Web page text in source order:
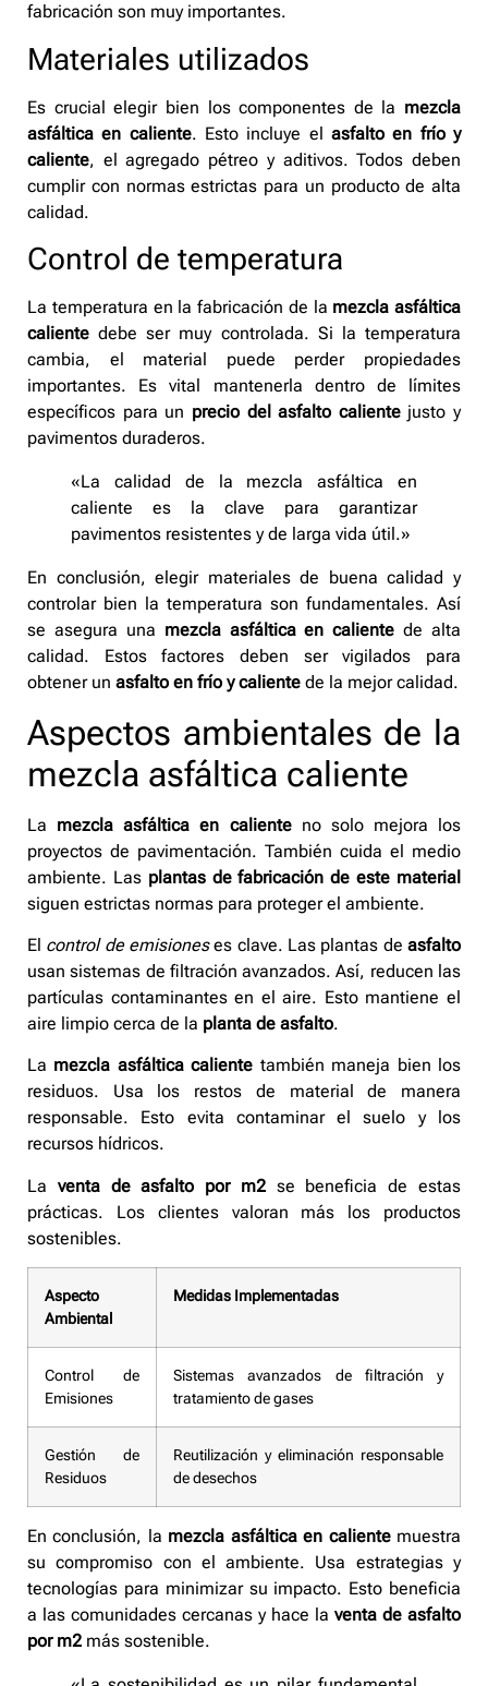
fabricación son muy importantes.
Materiales utilizados
Es crucial elegir bien los componentes de la mezcla
asfáltica en caliente. Esto incluye elasfalto en frío y
caliente, el agregado pétreo y aditivos. Todos deben
cumplir con normas estrictas para un producto de alta
calidad.
Control de temperatura
La temperatura en la fabricación de la mezcla asfáltica
caliente debe ser muy controlada. Si la temperatura
cambia, el material puede perder propiedades
importantes. Es vital mantenerla dentro de límites
específicos para un precio del asfalto calientejusto y
pavimentos duraderos.
«La calidad de la mezcla asfáltica en
caliente es la clave para garantizar
pavimentos resistentes y de larga vida útil.»
En conclusión, elegir materiales de buena calidad y
controlar bien la temperatura son fundamentales. Así
se asegura una mezcla asfáltica en caliente de alta
calidad. Estos factores deben ser vigilados para
obtener un asfalto en frío y caliente de la mejor calidad.
Aspectos ambientales de la
mezcla asfáltica caliente
La mezcla asfáltica en calienteno solo mejora los
proyectos de pavimentación. También cuida el medio
ambiente. Las plantas de fabricación de este material
siguen estrictas normas para proteger el ambiente.
El control de emisioneses clave. Las plantas deasfalto
usan sistemas de filtración avanzados. Así, reducen las
partículas contaminantes en el aire. Esto mantiene el
aire limpio cerca de la planta de asfalto.
La mezcla asfáltica caliente también maneja bien los
residuos. Usa los restos de material de manera
responsable. Esto evita contaminar el suelo y los
recursos hídricos.
La venta de asfalto por m2se beneficia de estas
prácticas. Los clientes valoran más los productos
sostenibles.
Aspecto
Ambiental
Medidas Implementadas
Control de
Emisiones
Sistemas avanzados de filtración y
tratamiento de gases
Gestión de
Residuos
Reutilización y eliminación responsable
de desechos
En conclusión, la mezcla asfáltica en calientemuestra
su compromiso con el ambiente. Usa estrategias y
tecnologías para minimizar su impacto. Esto beneficia
a las comunidades cercanas y hace la venta de asfalto
por m2 más sostenible.